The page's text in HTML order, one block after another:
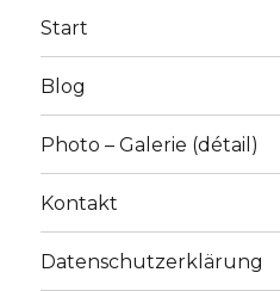
Start
Blog
Photo – Galerie (détail)
Kontakt
Datenschutzerklärung